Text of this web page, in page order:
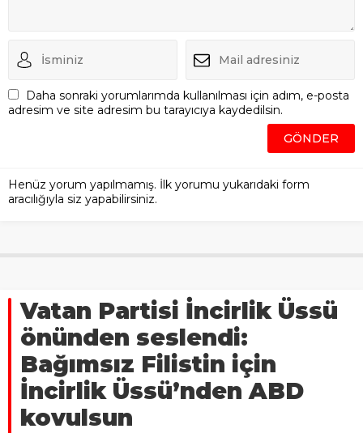
Daha sonraki yorumlarımda kullanılması için adım, e-posta
adresim ve site adresim bu tarayıcıya kaydedilsin.
Henüz yorum yapılmamış. İlk yorumu yukarıdaki form
aracılığıyla siz yapabilirsiniz.
Vatan Partisi İncirlik Üssü
önünden seslendi:
Bağımsız Filistin için
İncirlik Üssü’nden ABD
kovulsun